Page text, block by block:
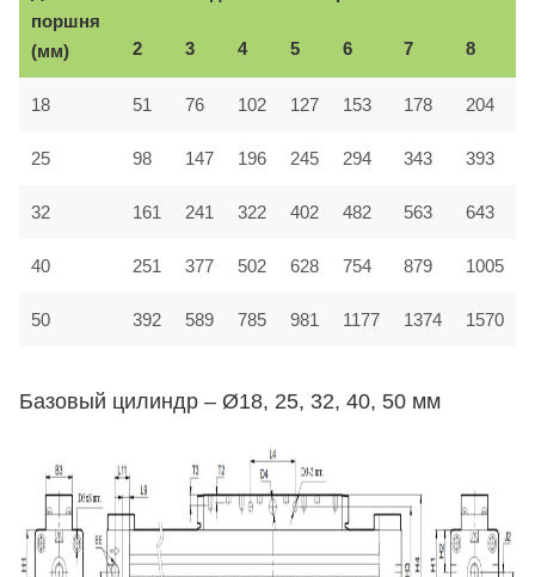
поршня
(мм)
2 3 4 5 6 7 8
18 51 76 102 127 153 178 204
25 98 147 196 245 294 343 393
32 161 241 322 402 482 563 643
40 251 377 502 628 754 879 1005
50 392 589 785 981 1177 1374 1570
Базовый цилиндр – Ø18, 25, 32, 40, 50 мм